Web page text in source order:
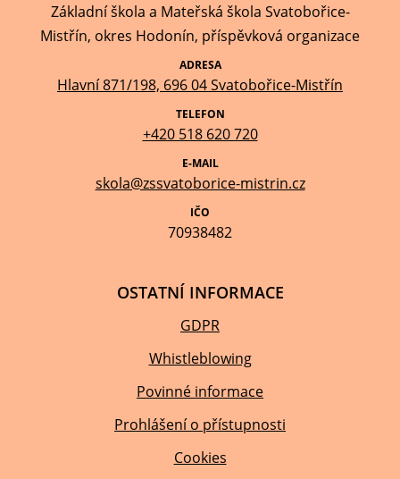
Základní škola a Mateřská škola Svatobořice-
Mistřín, okres Hodonín, příspěvková organizace
ADRESA
Hlavní 871/198, 696 04 Svatobořice-Mistřín
TELEFON
+420 518 620 720
E-MAIL
skola@zssvatoborice-mistrin.cz
IČO
70938482
OSTATNÍ INFORMACE
GDPR
Whistleblowing
Povinné informace
Prohlášení o přístupnosti
Cookies